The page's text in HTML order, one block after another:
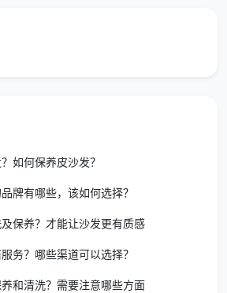
含以下七大核心环节：
关键
在线平台提交服务需求，包括房屋
期望服务类型（日常保洁/深度保
物、有无重点清洁区域、有无贵重
处理。
如何保养皮沙发？
牌有哪些，该如何选择？
保养？才能让沙发更有质感
务？哪些渠道可以选择？
和清洗？需要注意哪些方面